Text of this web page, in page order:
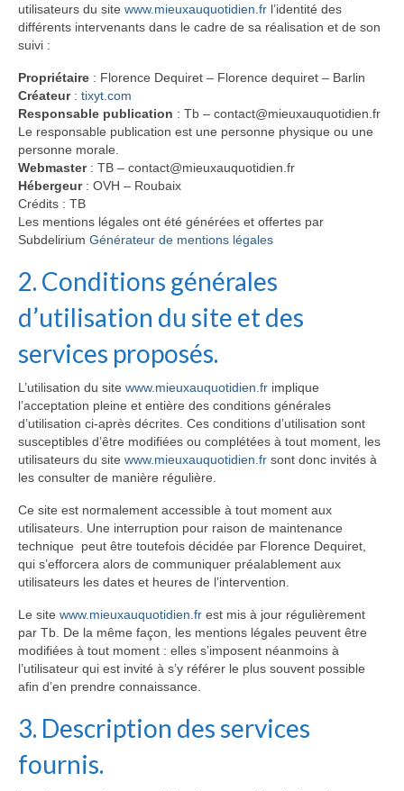
L’hypnose
Un peu d’histoire…
Comment pratiquer l’hypnose ?
Arrêt du tabac
Actualités
Tarifs et témoignages…
Tarifs
Témoignages….
utilisateurs du site www.mieuxauquotidien.fr l’identité des
différents intervenants dans le cadre de sa réalisation et de son
suivi :
Propriétaire : Florence Dequiret – Florence dequiret – Barlin
Créateur: tixyt.com
Responsable publication : Tb – contact@mieuxauquotidien.fr
Le responsable publication est une personne physique ou une
personne morale.
Webmaster: TB – contact@mieuxauquotidien.fr
Hébergeur: OVH – Roubaix
Crédits : TB
Les mentions légales ont été générées et offertes par
Subdelirium Générateur de mentions légales
2. Conditions générales
d’utilisation du site et des
services proposés.
L’utilisation du site www.mieuxauquotidien.fr implique
l’acceptation pleine et entière des conditions générales
d’utilisation ci-après décrites. Ces conditions d’utilisation sont
susceptibles d’être modifiées ou complétées à tout moment, les
utilisateurs du site www.mieuxauquotidien.fr sont donc invités à
les consulter de manière régulière.
Ce site est normalement accessible à tout moment aux
utilisateurs. Une interruption pour raison de maintenance
technique peut être toutefois décidée par Florence Dequiret,
qui s’efforcera alors de communiquer préalablement aux
utilisateurs les dates et heures de l’intervention.
Le site www.mieuxauquotidien.fr est mis à jour régulièrement
par Tb. De la même façon, les mentions légales peuvent être
modifiées à tout moment : elles s’imposent néanmoins à
l’utilisateur qui est invité à s’y référer le plus souvent possible
afin d’en prendre connaissance.
3. Description des services
fournis.